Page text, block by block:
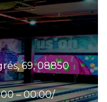
69, 08850
– 00:00/